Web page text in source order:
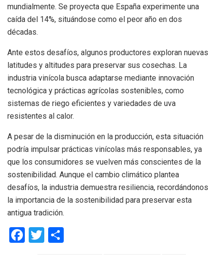
mundialmente. Se proyecta que España experimente una
caída del 14%, situándose como el peor año en dos
décadas.
Ante estos desafíos, algunos productores exploran nuevas
latitudes y altitudes para preservar sus cosechas. La
industria vinícola busca adaptarse mediante innovación
tecnológica y prácticas agrícolas sostenibles, como
sistemas de riego eficientes y variedades de uva
resistentes al calor.
A pesar de la disminución en la producción, esta situación
podría impulsar prácticas vinícolas más responsables, ya
que los consumidores se vuelven más conscientes de la
sostenibilidad. Aunque el cambio climático plantea
desafíos, la industria demuestra resiliencia, recordándonos
la importancia de la sostenibilidad para preservar esta
antigua tradición.
F
T